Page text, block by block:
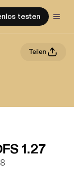
testen
Teilen
1.27